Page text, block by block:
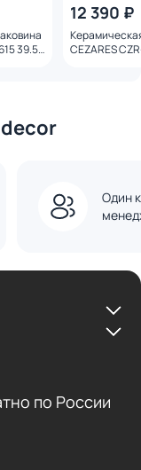
39.5
12 390 ₽
CEZARES
Один
по России